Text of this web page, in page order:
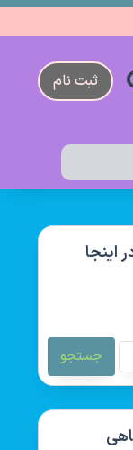
ثبت نام
اینجا